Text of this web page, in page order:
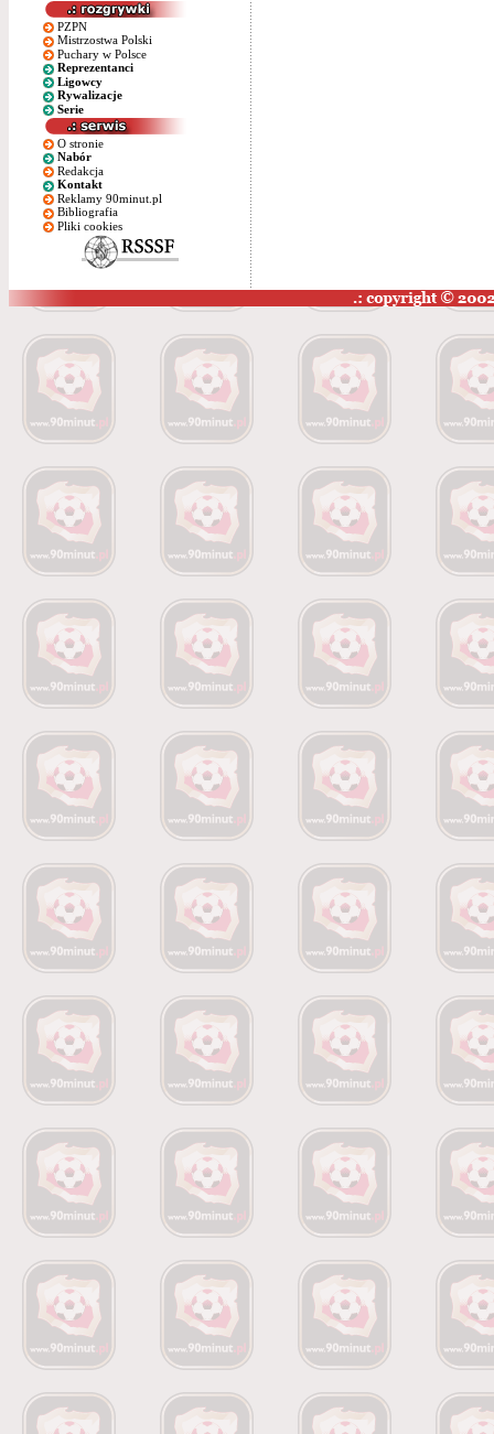
PZPN
Mistrzostwa Polski
Puchary w Polsce
Reprezentanci
Ligowcy
Rywalizacje
Serie
O stronie
Nabór
Redakcja
Kontakt
Reklamy 90minut.pl
Bibliografia
Pliki cookies